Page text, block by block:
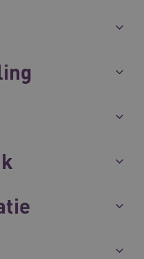
vilans.blueconic.net
Microsoft Corporation
Policy